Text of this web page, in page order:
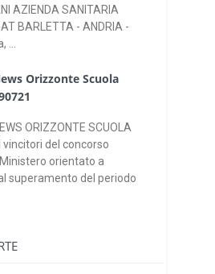
AZIENDA SANITARIA
BARLETTA - ANDRIA -
Orizzonte Scuola
ORIZZONTE SCUOLA
del concorso
orientato a
superamento del periodo